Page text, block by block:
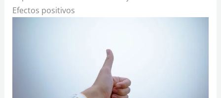
Efectos positivos